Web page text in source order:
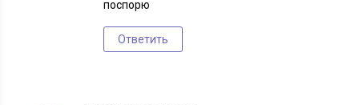
поспорю
Ответить